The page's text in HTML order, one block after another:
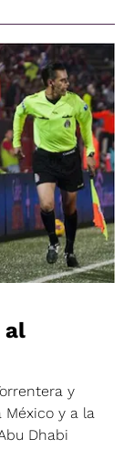
al
y
México y a la
Dhabi